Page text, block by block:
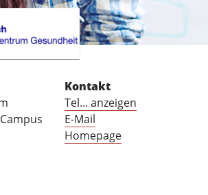
Kontakt
Tel... anzeigen
E-Mail
Homepage